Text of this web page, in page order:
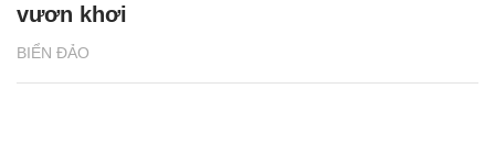
BIỂN ĐẢO
vươn khơi